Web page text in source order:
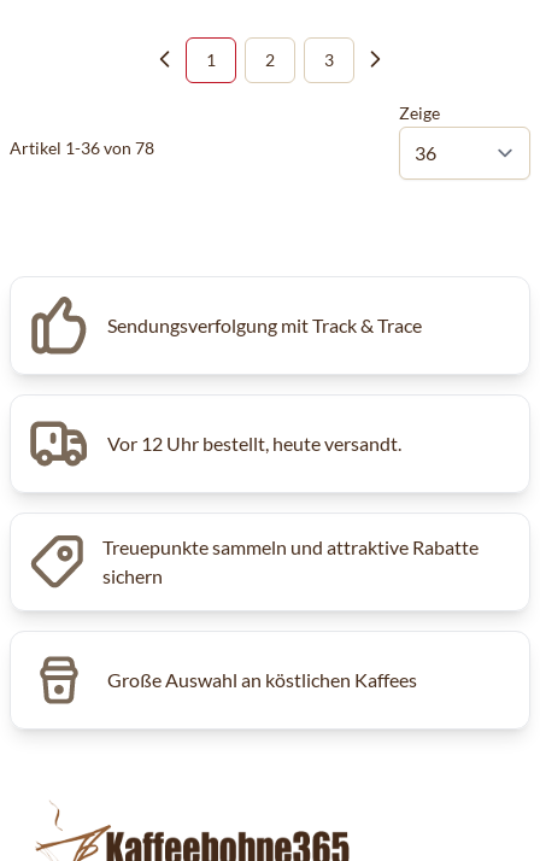
Artikel 1-36von 78
Sie lesen gerade die Seite
1 Seite
2 Seite
3
Zeige
Sendungsverfolgung mit Track & Trace
Vor 12 Uhr bestellt, heute versandt.
Treuepunkte sammeln und attraktive Rabatte
sichern
Große Auswahl an köstlichen Kaffees